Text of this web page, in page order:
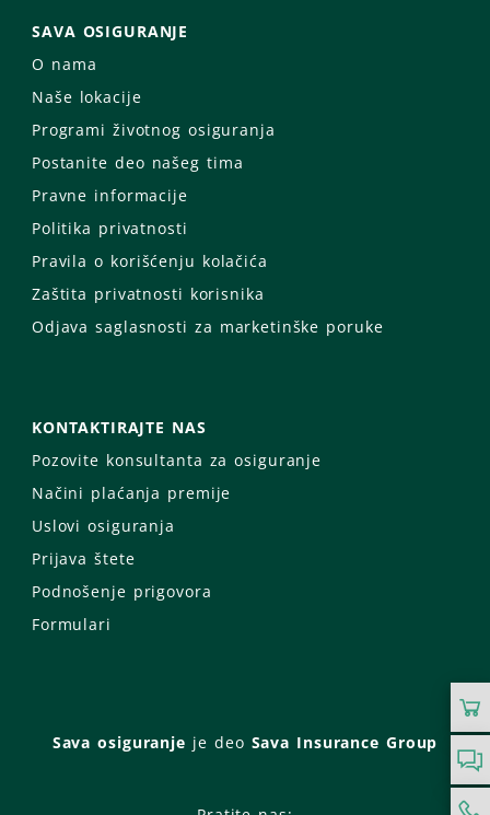
SAVA OSIGURANJE
O nama
Naše lokacije
Programi životnog osiguranja
Postanite deo našeg tima
Pravne informacije
Politika privatnosti
Pravila o korišćenju kolačića
Zaštita privatnosti korisnika
Odjava saglasnosti za marketinške poruke
KONTAKTIRAJTE NAS
Pozovite konsultanta za osiguranje
Načini plaćanja premije
Uslovi osiguranja
Prijava štete
Podnošenje prigovora
Formulari
Sava osiguranje je deo Sava Insurance Group